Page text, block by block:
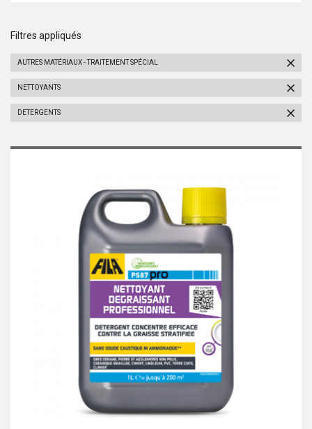
Filtres appliqués
AUTRES MATÉRIAUX - TRAITEMENT SPÉCIAL
NETTOYANTS
DETERGENTS